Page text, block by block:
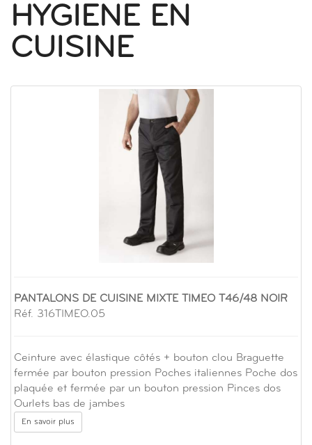
HYGIENE EN
CUISINE
PANTALONS DE CUISINE MIXTE TIMEO T46/48 NOIR
Réf. 316TIMEO.05
Ceinture avec élastique côtés + bouton clou Braguette
fermée par bouton pression Poches italiennes Poche dos
plaquée et fermée par un bouton pression Pinces dos
Ourlets bas de jambes
En savoir plus